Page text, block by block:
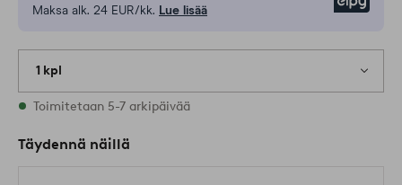
Maksa alk. 24 EUR/kk. Lue lisää
1 kpl
Varastossa
Toimitetaan 5-7 arkipäivää
Täydennä näillä